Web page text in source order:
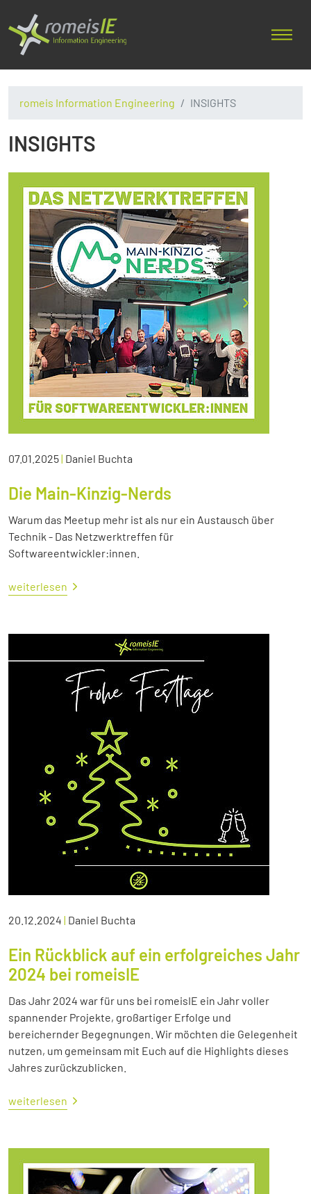
romeis Information Engineering INSIGHTS
INSIGHTS
07.01.2025| Daniel Buchta
Die Main-Kinzig-Nerds
Warum das Meetup mehr ist als nur ein Austausch über
Technik - Das Netzwerktreffen für
Softwareentwickler:innen.
weiterlesen
20.12.2024 | Daniel Buchta
Ein Rückblick auf ein erfolgreiches Jahr
2024 bei romeisIE
Das Jahr 2024 war für uns bei romeisIE ein Jahr voller
spannender Projekte, großartiger Erfolge und
bereichernder Begegnungen. Wir möchten die Gelegenheit
nutzen, um gemeinsam mit Euch auf die Highlights dieses
Jahres zurückzublicken.
weiterlesen